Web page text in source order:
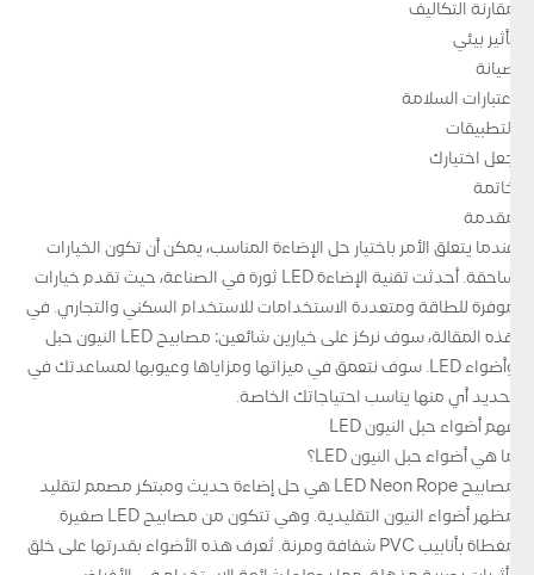
مقارنة التكاليف
تأثير بيئي
صيانة
اعتبارات السلامة
التطبيقات
جعل اختيارك
خاتمة
مقدمة
عندما يتعلق الأمر باختيار حل الإضاءة المناسب، يمكن أن تكون الخيارات
ساحقة. أحدثت تقنية الإضاءة LED ثورة في الصناعة، حيث تقدم خيارات
موفرة للطاقة ومتعددة الاستخدامات للاستخدام السكني والتجاري. في
هذه المقالة، سوف نركز على خيارين شائعين: مصابيح LED النيون حبل
وأضواء LED. سوف نتعمق في ميزاتها ومزاياها وعيوبها لمساعدتك في
تحديد أي منها يناسب احتياجاتك الخاصة.
فهم أضواء حبل النيون LED
ما هي أضواء حبل النيون LED؟
مصابيح LED Neon Rope هي حل إضاءة حديث ومبتكر مصمم لتقليد
مظهر أضواء النيون التقليدية. وهي تتكون من مصابيح LED صغيرة
مغطاة بأنابيب PVC شفافة ومرنة. تُعرف هذه الأضواء بقدرتها على خلق